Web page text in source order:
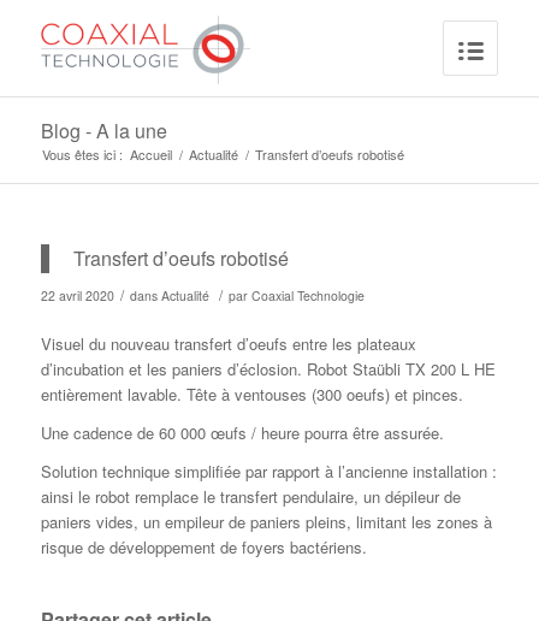
Blog - A la une
Vous êtes ici : Accueil / Actualité / Transfert d’oeufs robotisé
Transfert d’oeufs robotisé
22 avril 2020 / dans Actualité / par Coaxial Technologie
Visuel du nouveau transfert d’oeufs entre les plateaux
d’incubation et les paniers d’éclosion. Robot Staübli TX 200 L HE
entièrement lavable. Tête à ventouses (300 oeufs) et pinces.
Une cadence de 60 000 œufs / heure pourra être assurée.
Solution technique simplifiée par rapport à l’ancienne installation :
ainsi le robot remplace le transfert pendulaire, un dépileur de
paniers vides, un empileur de paniers pleins, limitant les zones à
risque de développement de foyers bactériens.